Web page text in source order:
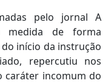
pelo jornal A
medida de forma
início da instrução
repercutiu nos
caráter incomum do